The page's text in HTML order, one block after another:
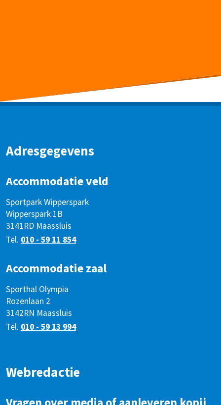
Adresgegevens
Accommodatie veld
Sportpark Wipperspark
Wipperspark 1B
3141RD Maassluis
Tel. 010 - 59 11 854
Accommodatie zaal
Sporthal Olympia
Rozenlaan 2
3142RN Maassluis
Tel. 010 - 59 13 994
Webredactie